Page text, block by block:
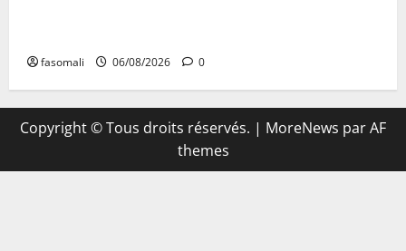
fasomali 06/08/2026 0
Copyright © Tous droits réservés. | MoreNews par AF
themes